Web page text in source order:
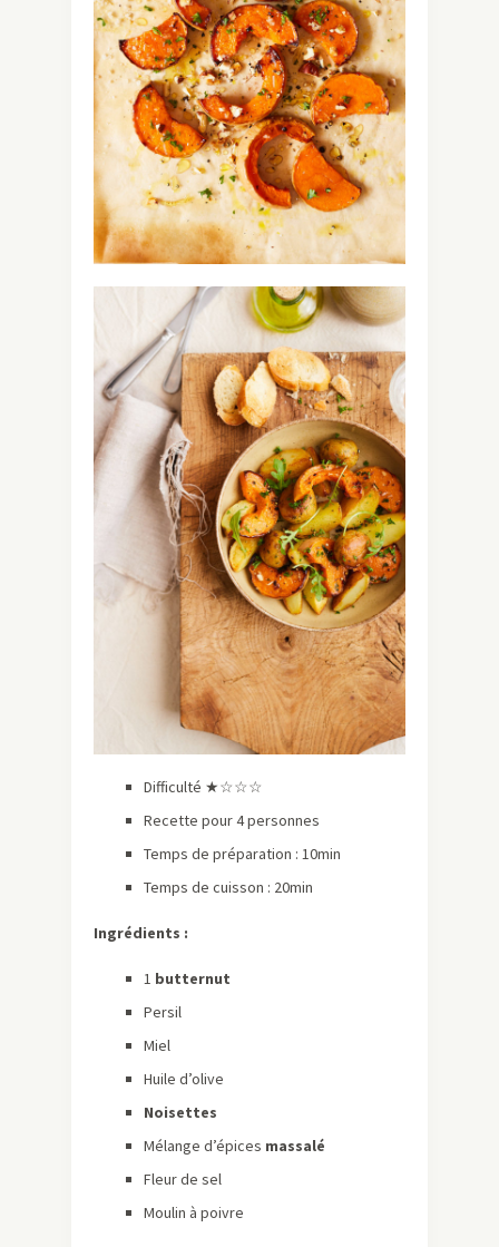
Difficulté ★☆☆☆
Recette pour 4 personnes
Temps de préparation : 10min
Temps de cuisson : 20min
Ingrédients :
1 butternut
Persil
Miel
Huile d’olive
Noisettes
Mélange d’épices massalé
Fleur de sel
Moulin à poivre